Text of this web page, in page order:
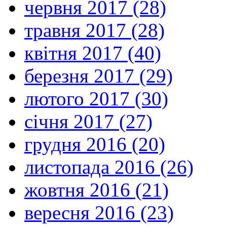
червня 2017 (28)
травня 2017 (28)
квітня 2017 (40)
березня 2017 (29)
лютого 2017 (30)
січня 2017 (27)
грудня 2016 (20)
листопада 2016 (26)
жовтня 2016 (21)
вересня 2016 (23)